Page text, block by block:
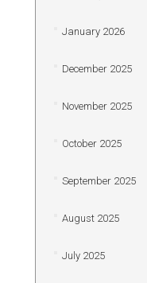
January 2026
December 2025
November 2025
October 2025
September 2025
August 2025
July 2025